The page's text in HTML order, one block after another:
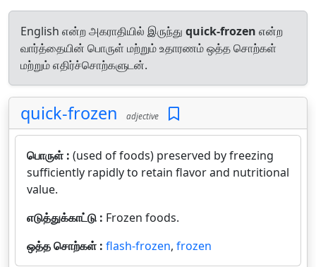
English என்ற அகராதியில் இருந்து quick-frozen என்ற
வார்த்தையின் பொருள் மற்றும் உதாரணம் ஒத்த சொற்கள்
மற்றும் எதிர்ச்சொற்களுடன்.
quick-frozen adjective
பொருள் : (used of foods) preserved by freezing
sufficiently rapidly to retain flavor and nutritional
value.
எடுத்துக்காட்டு : Frozen foods.
ஒத்த சொற்கள் : flash-frozen, frozen